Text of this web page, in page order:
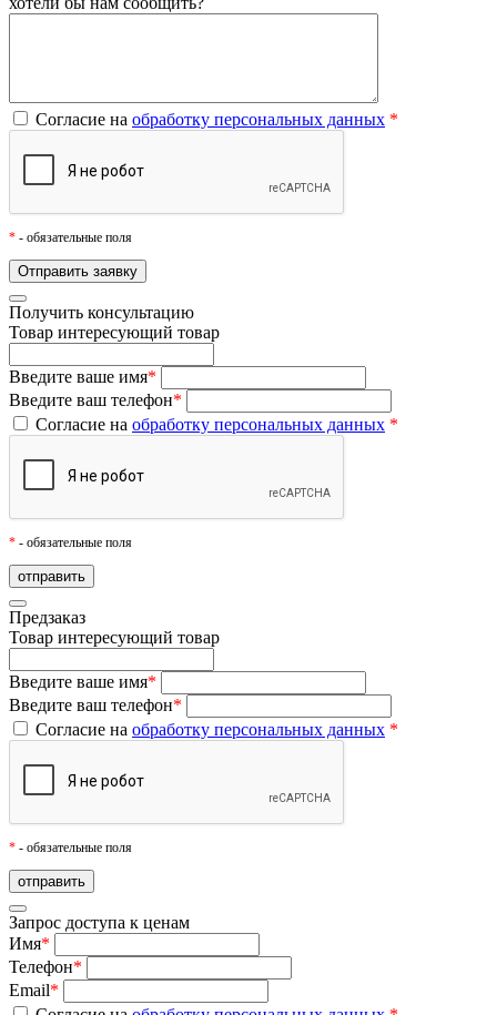
Согласие на обработку персональных данных *
* - обязательные поля
Получить консультацию
Товар интересующий товар
Введите ваше имя*
Введите ваш телефон*
Согласие на обработку персональных данных *
* - обязательные поля
Предзаказ
Товар интересующий товар
Введите ваше имя*
Введите ваш телефон*
Согласие на обработку персональных данных *
* - обязательные поля
Запрос доступа к ценам
Имя*
Телефон*
Email*